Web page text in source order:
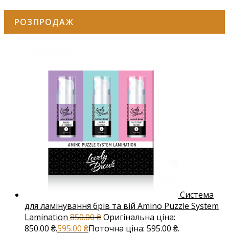
РОЗПРОДАЖ
Система
для ламінування брів та вій Amino Puzzle System
Lamination 850.00₴Оригінальна ціна:
850.00 ₴.595.00 ₴Поточна ціна: 595.00 ₴.